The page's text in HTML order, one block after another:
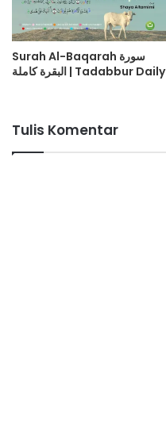
Surah Al-Baqarah سورة
البقرة كاملة | Tadabbur Daily
Tulis Komentar